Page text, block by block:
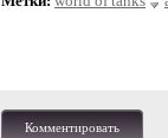
Комментировать